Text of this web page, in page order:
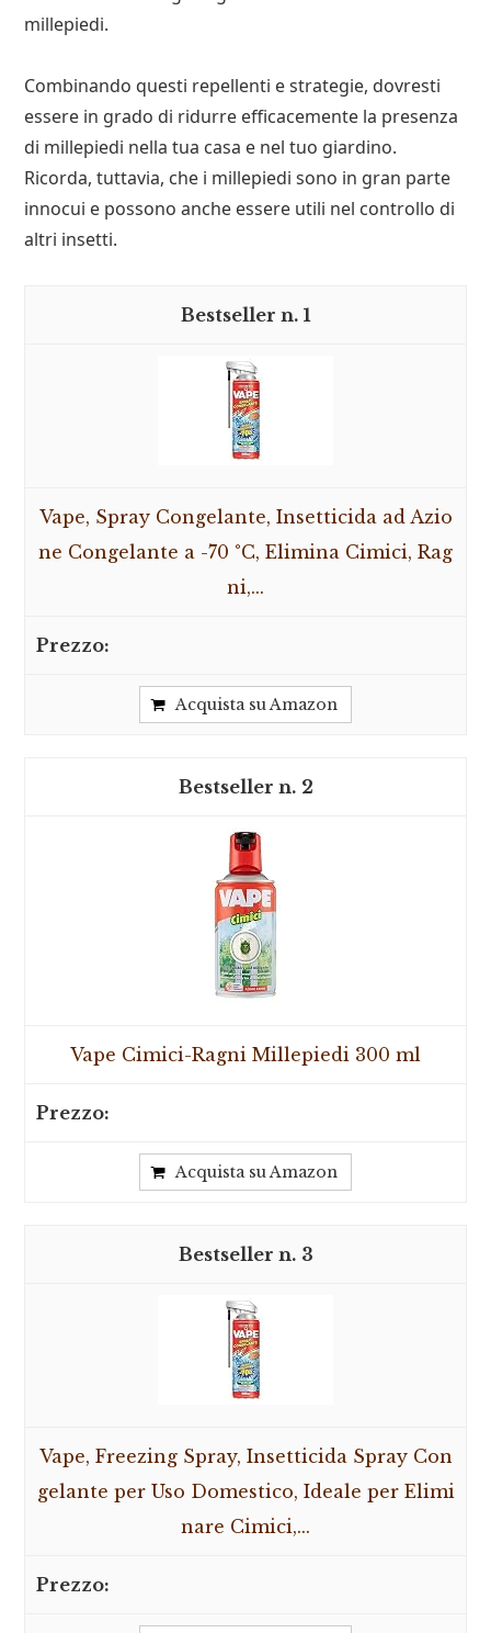
millepiedi.
Combinando questi repellenti e strategie, dovresti
essere in grado di ridurre efficacemente la presenza
di millepiedi nella tua casa e nel tuo giardino.
Ricorda, tuttavia, che i millepiedi sono in gran parte
innocui e possono anche essere utili nel controllo di
altri insetti.
1
Vape, Spray Congelante, Insetticida ad Azio
ne Congelante a -70 °C, Elimina Cimici, Rag
ni,...
Acquista su Amazon
2
Vape Cimici-Ragni Millepiedi 300 ml
Acquista su Amazon
3
Vape, Freezing Spray, Insetticida Spray Con
gelante per Uso Domestico, Ideale per Elimi
nare Cimici,...